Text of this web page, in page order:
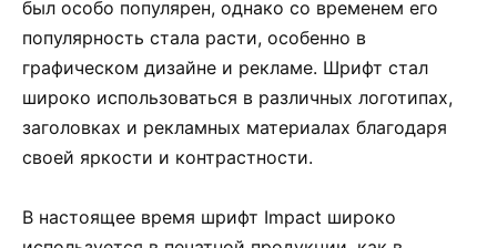
был особо популярен, однако со временем его
популярность стала расти, особенно в
графическом дизайне и рекламе. Шрифт стал
широко использоваться в различных логотипах,
заголовках и рекламных материалах благодаря
своей яркости и контрастности.
В настоящее время шрифт Impact широко